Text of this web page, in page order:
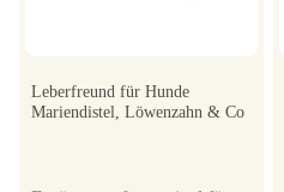
Leberfreund für Hunde
Mariendistel, Löwenzahn & Co